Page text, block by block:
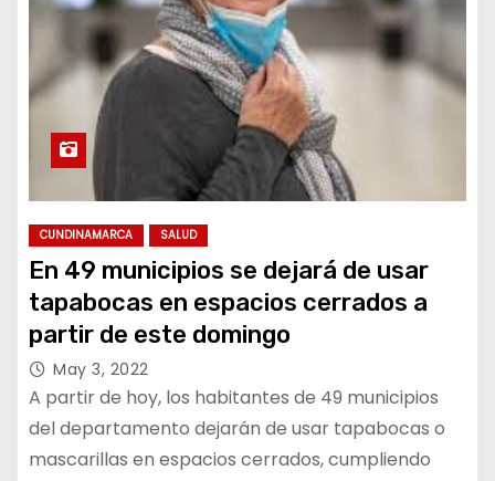
CUNDINAMARCA SALUD
En 49 municipios se dejará de usar
tapabocas en espacios cerrados a
partir de este domingo
May 3, 2022
A partir de hoy, los habitantes de 49 municipios
del departamento dejarán de usar tapabocas o
mascarillas en espacios cerrados, cumpliendo